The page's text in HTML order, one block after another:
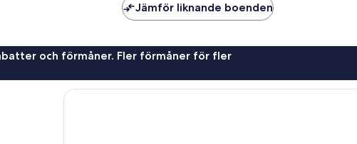
Jämför liknande boenden
och förmåner. Fler förmåner för fler